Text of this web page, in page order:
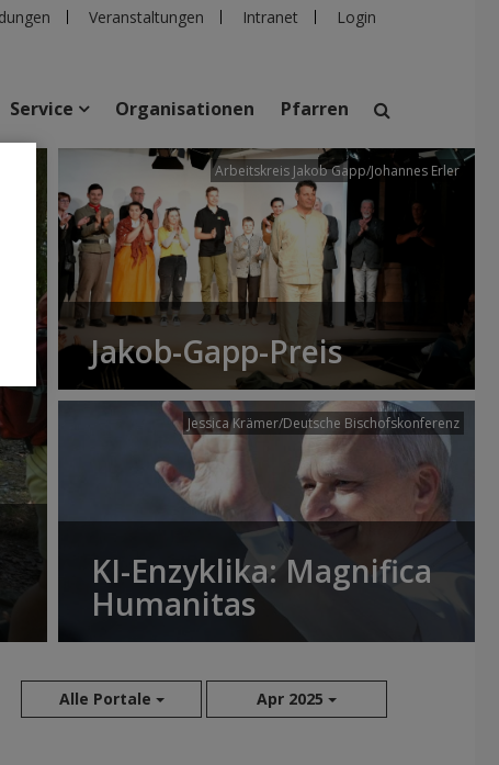
Veranstaltungen Intranet Login
suchen
Personen Pfarren Einrichtungen
Service Organisationen Pfarren
Arbeitskreis Jakob Gapp/Johannes Erler
Jakob-Gapp-Preis
Jessica Krämer/Deutsche Bischofskonferenz
KI-Enzyklika: Magnifica
Humanitas
Alle Portale Apr 2025